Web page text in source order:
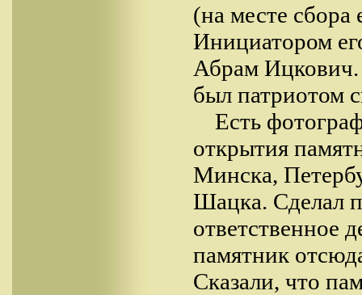
(на месте
Инициатором
Абрам Ицкович.
был патриотом
Есть
открытия
Минска,
Шацка. Сделал
ответственное
памятник
Сказали, что